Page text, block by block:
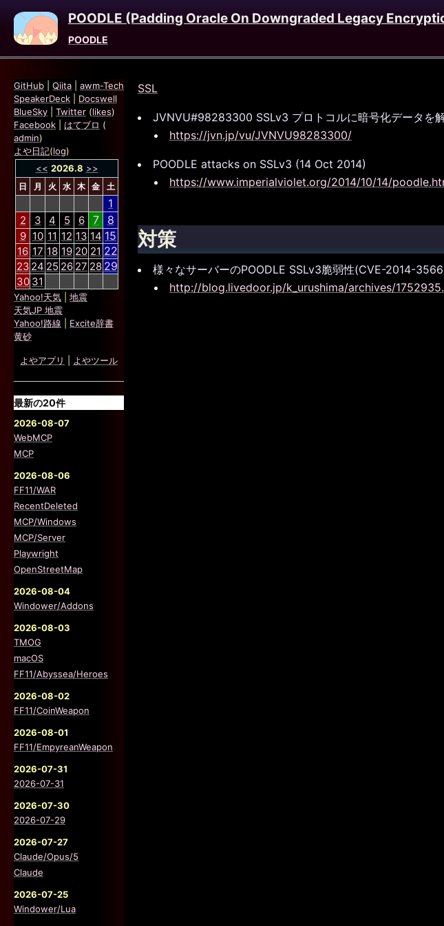
POODLE (Padding Oracle On Downgraded Legacy
POODLE
SSL
JVNVU#98283300 SSLv3 プロトコルに暗号化データを
https://jvn.jp/vu/JVNVU98283300/
POODLE attacks on SSLv3 (14 Oct 2014)
https://www.imperialviolet.org/2014/10/14/
対策
様々なサーバーのPOODLE SSLv3脆弱性(CVE-2014-
http://blog.livedoor.jp/k_urushima/archives/
GitHub Qiita
awm-Tech
SpeakerDeck
Docswell
BlueSky
Twitter (likes)
Facebook
はてブロ (
admin)
よや日記(log)
<< 2026.8 >>
日 月 火 水 木 金 土
1
2 3 4 5 6 7 8
9 10 11 12 13 14 15
16 17 18 19 20 21 22
23 24 25 26 27 28 29
30 31
Yahoo!天気
地震
天気JP 地震
Yahoo!路線
Excite辞書
黄砂
よやアプリ よやツール
最新の20件
2026-08-07
WebMCP
MCP
2026-08-06
FF11/WAR
RecentDeleted
MCP/Windows
MCP/Server
Playwright
OpenStreetMap
2026-08-04
Windower/Addons
2026-08-03
TMOG
macOS
FF11/Abyssea/Heroes
2026-08-02
FF11/CoinWeapon
2026-08-01
FF11/EmpyreanWeapon
2026-07-31
2026-07-31
2026-07-30
2026-07-29
2026-07-27
Claude/Opus/5
Claude
2026-07-25
Windower/Lua